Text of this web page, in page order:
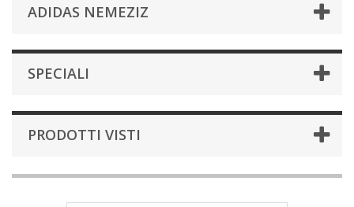
ADIDAS NEMEZIZ
SPECIALI
PRODOTTI VISTI